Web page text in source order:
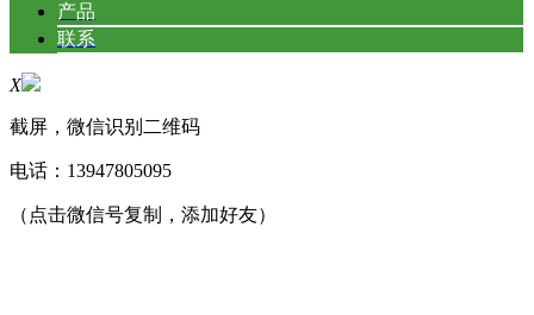
产品
联系
X
截屏，微信识别二维码
电话： 13947805095
（点击微信号复制，添加好友）